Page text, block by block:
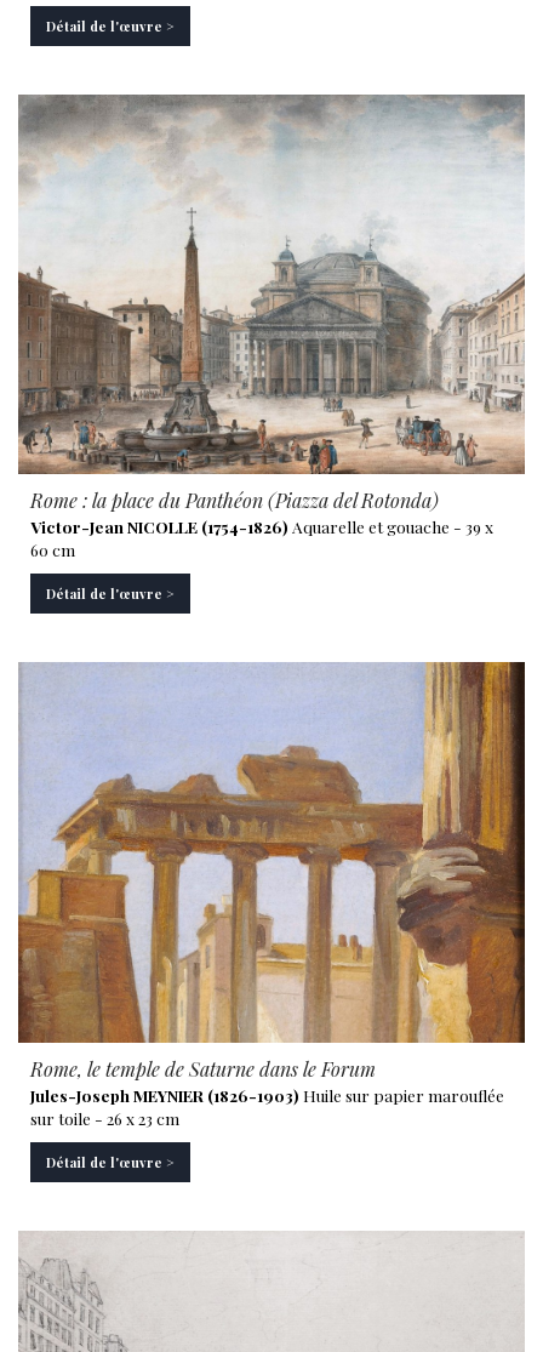
Détail de l'œuvre >
Rome : la place du Panthéon (Piazza del Rotonda)
Victor-Jean NICOLLE (1754-1826) Aquarelle et gouache - 39 x
60 cm
Détail de l'œuvre >
Rome, le temple de Saturne dans le Forum
Jules-Joseph MEYNIER (1826-1903) Huile sur papier marouflée
sur toile - 26 x 23 cm
Détail de l'œuvre >